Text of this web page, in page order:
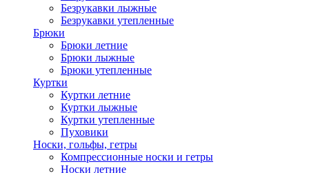
Безрукавки лыжные
Безрукавки утепленные
Брюки
Брюки летние
Брюки лыжные
Брюки утепленные
Куртки
Куртки летние
Куртки лыжные
Куртки утепленные
Пуховики
Носки, гольфы, гетры
Компрессионные носки и гетры
Носки летние